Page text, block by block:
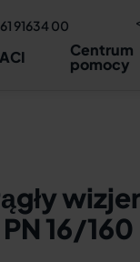
91634 00
ACI Centrum
pomocy
Doradztwo
16/160